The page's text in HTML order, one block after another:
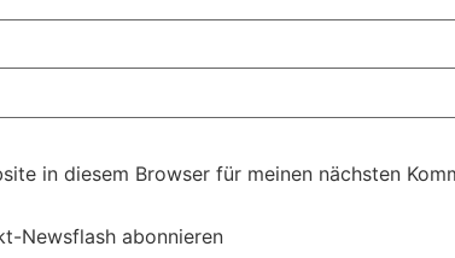
in diesem Browser für meinen nächsten
Newsflash abonnieren